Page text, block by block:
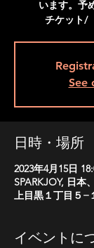
います。予
チケット/
See
日時・場所
2023年4月15日
SPARKJOY, 日本
上目黒１丁目５−
イベントに